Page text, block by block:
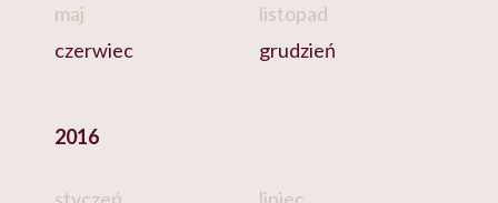
maj
czerwiec
listopad
grudzień
2016